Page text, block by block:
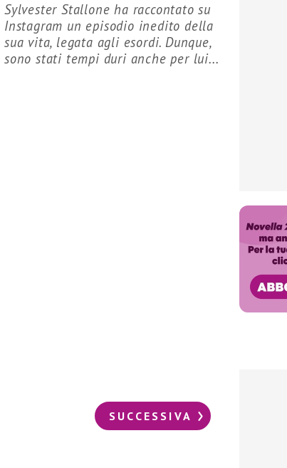
Sylvester Stallone ha raccontato su
Instagram un episodio inedito della
sua vita, legata agli esordi. Dunque,
sono stati tempi duri anche per lui...
SUCCESSIVA